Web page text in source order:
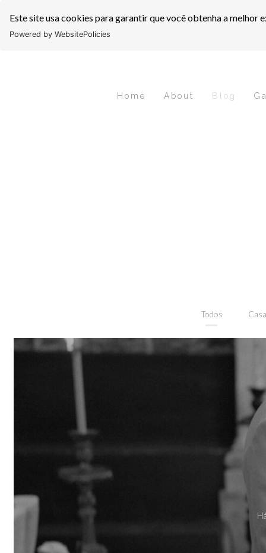
Este site usa cookies para garantir que você obtenha a melhor
Powered by WebsitePolicies
Home About Blog
Todos